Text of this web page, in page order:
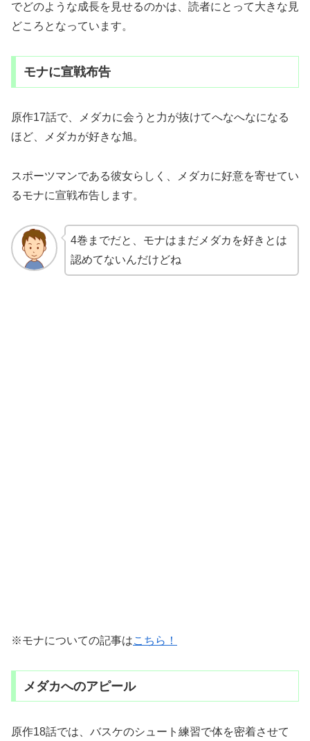
でどのような成長を見せるのかは、読者にとって大きな見
どころとなっています。
モナに宣戦布告
原作17話で、メダカに会うと力が抜けてへなへなになる
ほど、メダカが好きな旭。
スポーツマンである彼女らしく、メダカに好意を寄せてい
るモナに宣戦布告します。
4巻までだと、モナはまだメダカを好きとは
認めてないんだけどね
※モナについての記事はこちら！
メダカへのアピール
原作18話では、バスケのシュート練習で体を密着させて